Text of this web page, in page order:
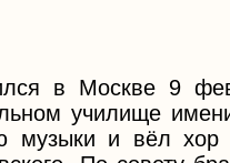
в Москве 9
училище
музыки и вёл хор